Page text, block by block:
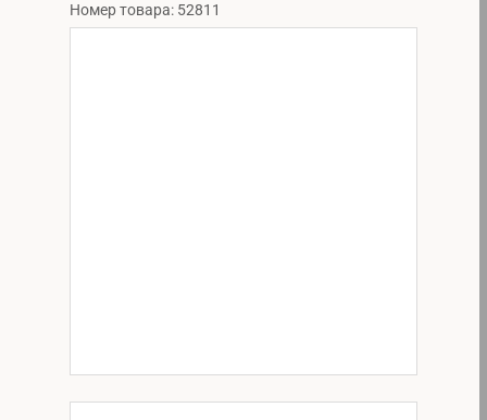
Номер товара: 52811